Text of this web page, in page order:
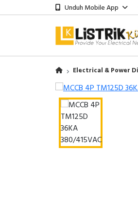
Unduh Mobile App
Electrical & Power